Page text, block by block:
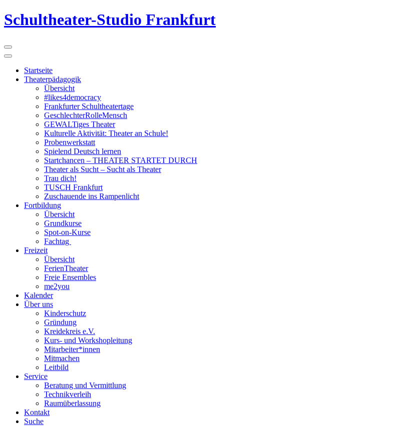
Schultheater-Studio Frankfurt
Startseite
Theaterpädagogik
Übersicht
#likes4democracy
Frankfurter Schultheatertage
GeschlechterRolleMensch
GEWALTiges Theater
Kulturelle Aktivität: Theater an Schule!
Probenwerkstatt
Spielend Deutsch lernen
Startchancen – THEATER STARTET DURCH
Theater als Sucht – Sucht als Theater
Trau dich!
TUSCH Frankfurt
Zuschauende ins Rampenlicht
Fortbildung
Übersicht
Grundkurse
Spot-on-Kurse
Fachtag
Freizeit
Übersicht
FerienTheater
Freie Ensembles
me2you
Kalender
Über uns
Kinderschutz
Gründung
Kreidekreis e.V.
Kurs- und Workshopleitung
Mitarbeiter*innen
Mitmachen
Leitbild
Service
Beratung und Vermittlung
Technikverleih
Raumüberlassung
Kontakt
Suche